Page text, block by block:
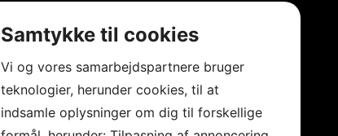
Samtykke til cookies
Vi og vores samarbejdspartnere bruger
teknologier, herunder cookies, til at
indsamle oplysninger om dig til forskellige